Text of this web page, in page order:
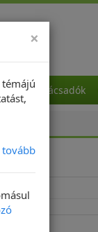
Szaktanácsadók
×
tovább